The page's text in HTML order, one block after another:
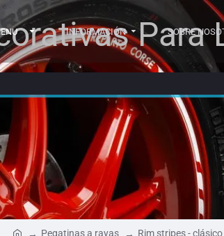
INFORMACIÓN SOBRE
Para
Pegatinas a rayas Rim stripes - clásico